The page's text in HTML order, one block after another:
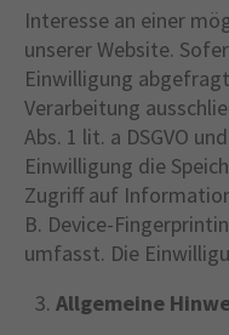
Interesse an einer
unserer Website.
Einwilligung
Verarbeitung
Abs. 1 lit. a DSGVO
Einwilligung die
Zugriff auf
B. Device-
umfasst. Die
Allgemeine